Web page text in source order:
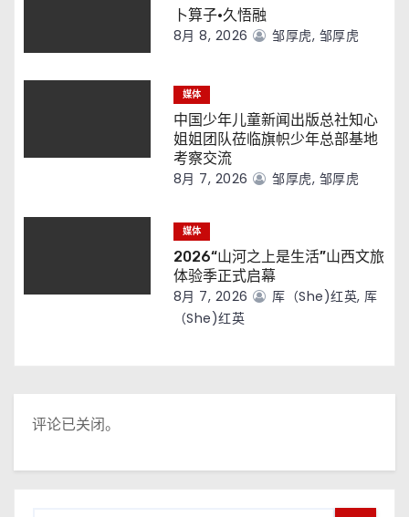
卜算子·久悟融
8月 8, 2026 邹厚虎, 邹厚虎
媒体
中国少年儿童新闻出版总社知心
姐姐团队莅临旗帜少年总部基地
考察交流
8月 7, 2026 邹厚虎, 邹厚虎
媒体
2026“山河之上是生活”山西文旅
体验季正式启幕
8月 7, 2026
厍（she)红英, 厍
（she)红英
评论已关闭。